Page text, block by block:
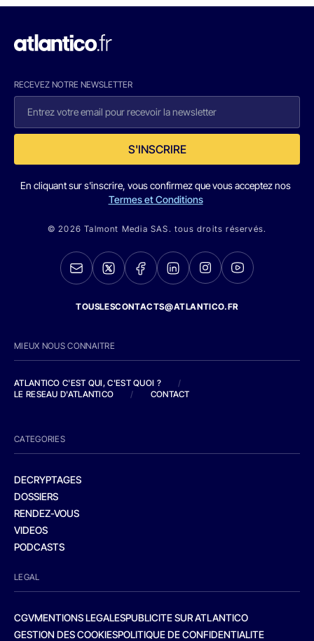
RECEVEZ NOTRE NEWSLETTER
S'INSCRIRE
En cliquant sur s'inscrire, vous confirmez que vous acceptez nos
Termes et Conditions
© 2026 Talmont Media SAS. tous droits réservés.
TOUSLESCONTACTS@ATLANTICO.FR
MIEUX NOUS CONNAITRE
ATLANTICO C'EST QUI, C'EST QUOI ?
/
LE RESEAU D'ATLANTICO
/ CONTACT
CATEGORIES
DECRYPTAGES
DOSSIERS
RENDEZ-VOUS
VIDEOS
PODCASTS
LEGAL
CGVMENTIONS LEGALESPUBLICITE SUR ATLANTICO
GESTION DES COOKIESPOLITIQUE DE CONFIDENTIALITE